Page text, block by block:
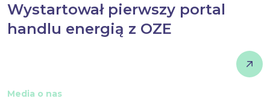
Wystartował pierwszy portal
handlu energią z OZE
Media o nas